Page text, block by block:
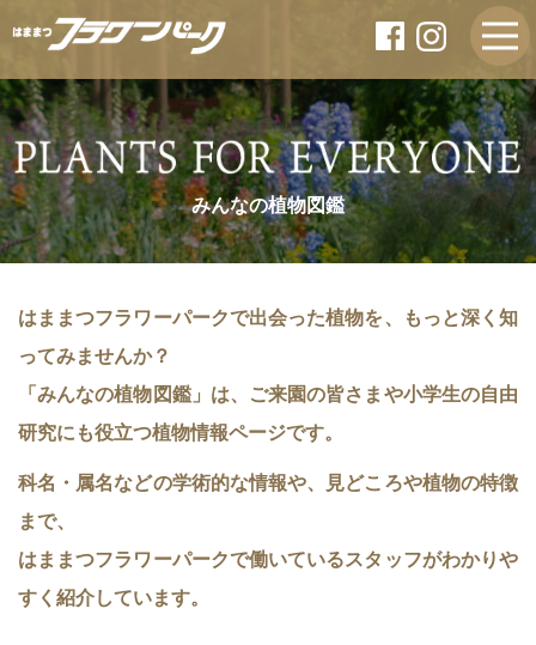
みんなの植物図鑑
はままつフラワーパークで出会った植物を、もっと深く知
ってみませんか？
「みんなの植物図鑑」は、ご来園の皆さまや小学生の自由
研究にも役立つ植物情報ページです。
科名・属名などの学術的な情報や、見どころや植物の特徴
まで、
はままつフラワーパークで働いているスタッフがわかりや
すく紹介しています。